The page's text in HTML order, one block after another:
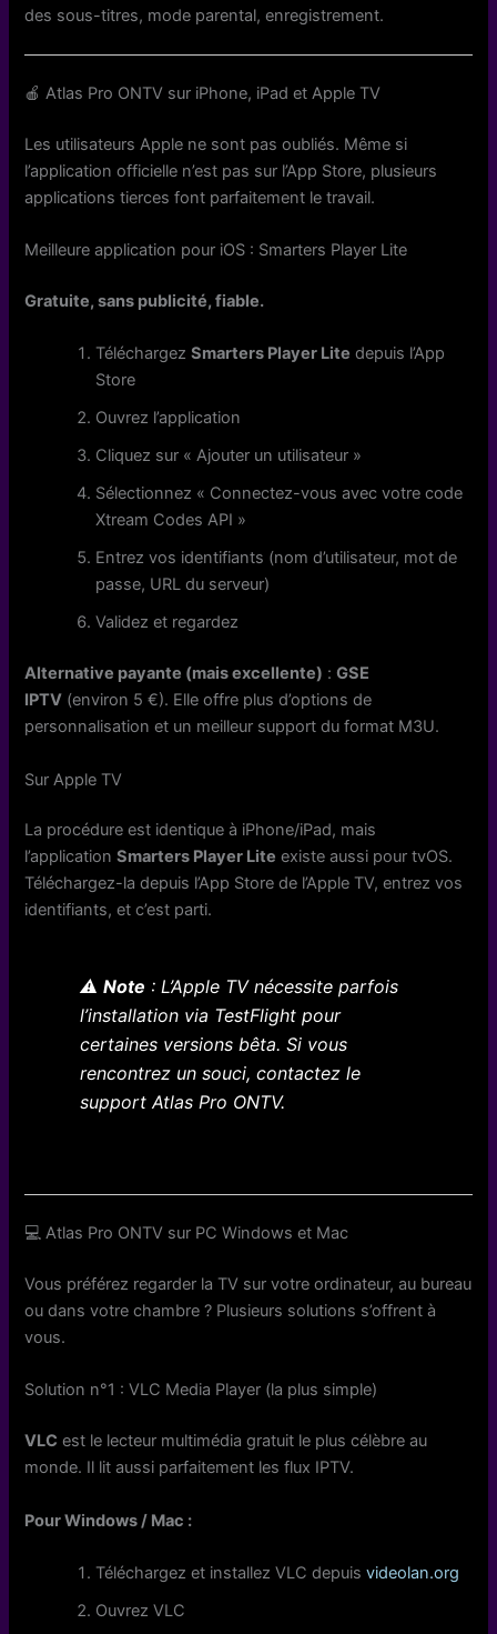
des sous-titres, mode parental, enregistrement.
🍎 Atlas Pro ONTV sur iPhone, iPad et Apple TV
Les utilisateurs Apple ne sont pas oubliés. Même si
l’application officielle n’est pas sur l’App Store, plusieurs
applications tierces font parfaitement le travail.
Meilleure application pour iOS : Smarters Player Lite
Gratuite, sans publicité, fiable.
TéléchargezSmarters Player Lite depuis l’App
Store
Ouvrez l’application
Cliquez sur « Ajouter un utilisateur »
Sélectionnez « Connectez-vous avec votre code
Xtream Codes API »
Entrez vos identifiants (nom d’utilisateur, mot de
passe, URL du serveur)
Validez et regardez
Alternative payante (mais excellente) :GSE
IPTV (environ 5 €). Elle offre plus d’options de
personnalisation et un meilleur support du format M3U.
Sur Apple TV
La procédure est identique à iPhone/iPad, mais
l’applicationSmarters Player Lite existe aussi pour tvOS.
Téléchargez-la depuis l’App Store de l’Apple TV, entrez vos
identifiants, et c’est parti.
⚠️ Note : L’Apple TV nécessite parfois
l’installation via TestFlight pour
certaines versions bêta. Si vous
rencontrez un souci, contactez le
support Atlas Pro ONTV.
💻 Atlas Pro ONTV sur PC Windows et Mac
Vous préférez regarder la TV sur votre ordinateur, au bureau
ou dans votre chambre ? Plusieurs solutions s’offrent à
vous.
Solution n°1 : VLC Media Player (la plus simple)
VLC est le lecteur multimédia gratuit le plus célèbre au
monde. Il lit aussi parfaitement les flux IPTV.
Pour Windows / Mac :
Téléchargez et installez VLC depuisvideolan.org
Ouvrez VLC